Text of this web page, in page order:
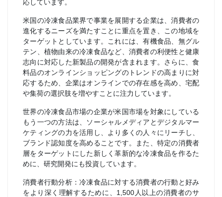
応しています。
米国の冷凍食品業界で事業を展開する企業は、消費者の
進化するニーズを満たすことに重点を置き、この地域を
ターゲットとしています。これには、有機食品、無グル
テン、植物由来の冷凍食品など、消費者の利便性と健康
志向に対応した新製品の開発が含まれます。さらに、食
料品のオンラインショッピングのトレンドの高まりに対
応するため、企業はオンラインでの存在感を高め、宅配
や集荷の選択肢を増やすことに注力しています。
世界の冷凍食品市場の企業が米国市場を対象にしている
もう一つの方法は、ソーシャルメディアとデジタルマー
ケティングの力を活用し、より多くの人々にリーチし、
ブランド認知度を高めることです。また、特定の消費者
層をターゲットにした新しく革新的な冷凍食品を作るた
めに、研究開発にも投資しています。
消費者行動分析：冷凍食品に対する消費者の行動と好み
をより深く理解するために、1,500人以上の消費者のサ